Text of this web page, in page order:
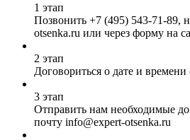
1 этап
Позвонить +7 (495) 543-71-89,
otsenka.ru или через форму на
2 этап
Договориться о дате и
3 этап
Отправить нам необходимые
почту info@expert-otsenka.ru